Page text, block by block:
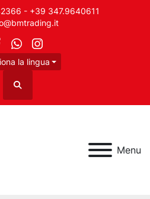
- +39 347.9640611
whatsapp
instagram
la lingua
Cerca
Menu